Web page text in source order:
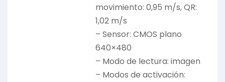
movimiento: 0,95 m/s, QR:
1,02 m/s
– Sensor: CMOS plano
640×480
– Modo de lectura: imagen
– Modos de activación: